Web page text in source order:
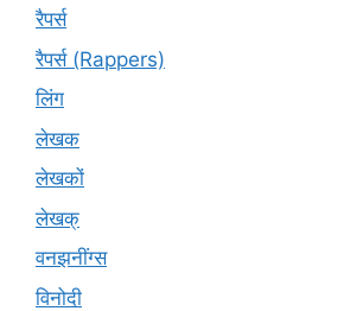
रैपर्स
रैपर्स (Rappers)
लिंग
लेखक
लेखकों
लेखक्
वनझनींग्स
विनोदी